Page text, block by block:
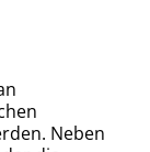
Neben